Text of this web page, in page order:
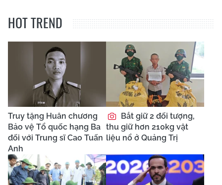
HOT TREND
Truy tặng Huân chương
Bảo vệ Tổ quốc hạng Ba
đối với Trung sĩ Cao Tuấn
Anh
Bắt giữ 2 đối tượng,
thu giữ hơn 210kg vật
liệu nổ ở Quảng Trị